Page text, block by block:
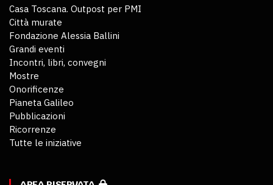
Casa Toscana. Outpost per PMI
Città murate
Fondazione Alessia Ballini
Grandi eventi
Incontri, libri, convegni
Mostre
Onorificenze
Pianeta Galileo
Pubblicazioni
Ricorrenze
Tutte le iniziative